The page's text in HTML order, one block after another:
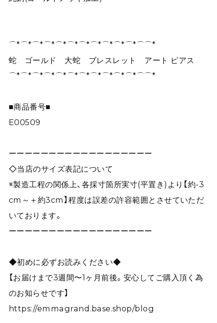
⌒*⌒*⌒*⌒*⌒*⌒*⌒*⌒*⌒*⌒*⌒*⌒⌒*
蛇 ゴールド 大蛇 ブレスレット アート ピアス
⌒*⌒*⌒*⌒*⌒*⌒*⌒*⌒*⌒*⌒*⌒*⌒⌒*
■商品番号■
E00509
ーーーーーーーーーーーーーーーーーー
◇当店のサイズ表記について
※製造工程の関係上、各採寸箇所実寸(平置き)より【約-3
cm～＋約3cm】程度は誤差の許容範囲とさせていただ
いております。
ーーーーーーーーーーーーーーーーーー
◆初めに必ずお読みください◆
【お届けまで3週間〜1ヶ月前後。安心してご購入頂く為
のお知らせです】
https://emmagrand.base.shop/blog